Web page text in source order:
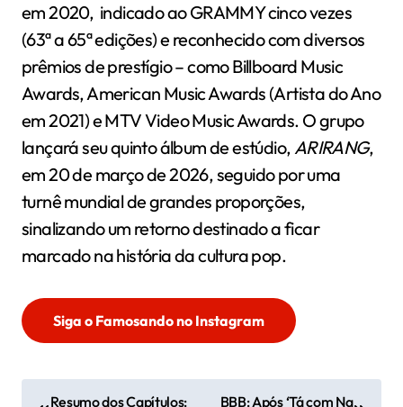
em 2020, indicado ao GRAMMY cinco vezes
(63ª a 65ª edições) e reconhecido com diversos
prêmios de prestígio – como Billboard Music
Awards, American Music Awards (Artista do Ano
em 2021) e MTV Video Music Awards. O grupo
lançará seu quinto álbum de estúdio,ARIRANG,
em 20 de março de 2026, seguido por uma
turnê mundial de grandes proporções,
sinalizando um retorno destinado a ficar
marcado na história da cultura pop.
Siga o Famosando no Instagram
N Resumo dos Capítulos:
BBB: Após ‘Tá com Na